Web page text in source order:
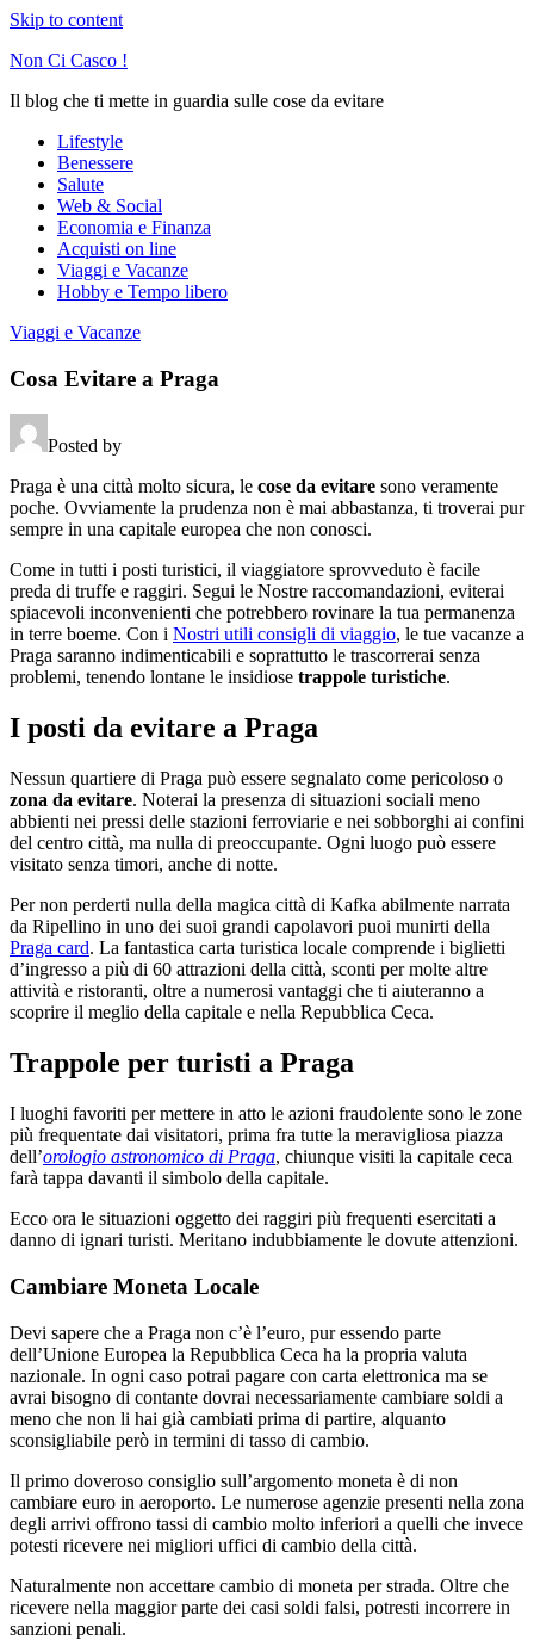
Skip to content
Non Ci Casco !
Il blog che ti mette in guardia sulle cose da evitare
Lifestyle
Benessere
Salute
Web & Social
Economia e Finanza
Acquisti on line
Viaggi e Vacanze
Hobby e Tempo libero
Viaggi e Vacanze
Cosa Evitare a Praga
Posted by
Praga è una città molto sicura, le cose da evitare sono veramente
poche. Ovviamente la prudenza non è mai abbastanza, ti troverai pur
sempre in una capitale europea che non conosci.
Come in tutti i posti turistici, il viaggiatore sprovveduto è facile
preda di truffe e raggiri. Segui le Nostre raccomandazioni, eviterai
spiacevoli inconvenienti che potrebbero rovinare la tua permanenza
in terre boeme. Con i Nostri utili consigli di viaggio, le tue vacanze a
Praga saranno indimenticabili e soprattutto le trascorrerai senza
problemi, tenendo lontane le insidiose trappole turistiche.
I posti da evitare a Praga
Nessun quartiere di Praga può essere segnalato come pericoloso o
zona da evitare. Noterai la presenza di situazioni sociali meno
abbienti nei pressi delle stazioni ferroviarie e nei sobborghi ai confini
del centro città, ma nulla di preoccupante. Ogni luogo può essere
visitato senza timori, anche di notte.
Per non perderti nulla della magica città di Kafka abilmente narrata
da Ripellino in uno dei suoi grandi capolavori puoi munirti della
Praga card. La fantastica carta turistica locale comprende i biglietti
d’ingresso a più di 60 attrazioni della città, sconti per molte altre
attività e ristoranti, oltre a numerosi vantaggi che ti aiuteranno a
scoprire il meglio della capitale e nella Repubblica Ceca.
Trappole per turisti a Praga
I luoghi favoriti per mettere in atto le azioni fraudolente sono le zone
più frequentate dai visitatori, prima fra tutte la meravigliosa piazza
dell’orologio astronomico di Praga, chiunque visiti la capitale ceca
farà tappa davanti il simbolo della capitale.
Ecco ora le situazioni oggetto dei raggiri più frequenti esercitati a
danno di ignari turisti. Meritano indubbiamente le dovute attenzioni.
Cambiare Moneta Locale
Devi sapere che a Praga non c’è l’euro, pur essendo parte
dell’Unione Europea la Repubblica Ceca ha la propria valuta
nazionale. In ogni caso potrai pagare con carta elettronica ma se
avrai bisogno di contante dovrai necessariamente cambiare soldi a
meno che non li hai già cambiati prima di partire, alquanto
sconsigliabile però in termini di tasso di cambio.
Il primo doveroso consiglio sull’argomento moneta è di non
cambiare euro in aeroporto. Le numerose agenzie presenti nella zona
degli arrivi offrono tassi di cambio molto inferiori a quelli che invece
potesti ricevere nei migliori uffici di cambio della città.
Naturalmente non accettare cambio di moneta per strada. Oltre che
ricevere nella maggior parte dei casi soldi falsi, potresti incorrere in
sanzioni penali.